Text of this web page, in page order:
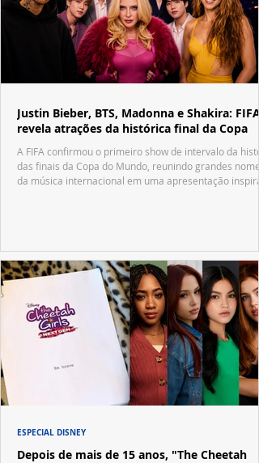
Justin Bieber, BTS, Madonna e Shakira: FIFA
revela atrações da histórica final da Copa
A FIFA confirmou o primeiro show de intervalo da
das finais da Copa do Mundo, reunindo grandes nomes
da música internacional em uma apresentação
Depois de mais de 15 anos, "The Cheetah
ESPECIAL DISNEY